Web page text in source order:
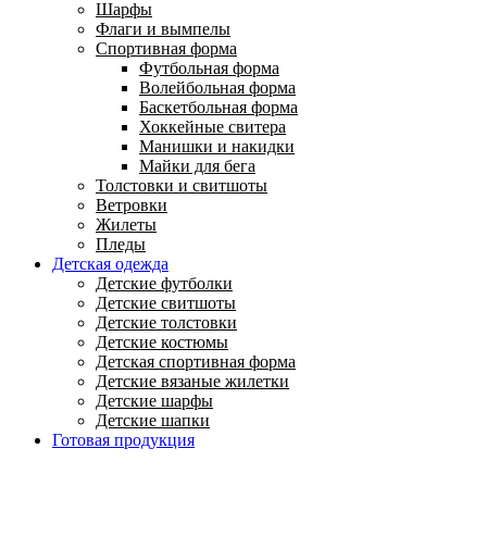
Шарфы
Флаги и вымпелы
Спортивная форма
Футбольная форма
Волейбольная форма
Баскетбольная форма
Хоккейные свитера
Манишки и накидки
Майки для бега
Толстовки и свитшоты
Ветровки
Жилеты
Пледы
Детская одежда
Детские футболки
Детские свитшоты
Детские толстовки
Детские костюмы
Детская спортивная форма
Детские вязаные жилетки
Детские шарфы
Детские шапки
Готовая продукция